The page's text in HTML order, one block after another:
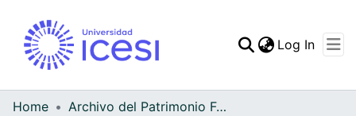
Log In
Home
Archivo del Patrimonio Fotográfico y Fílmico del Valle del Cauca